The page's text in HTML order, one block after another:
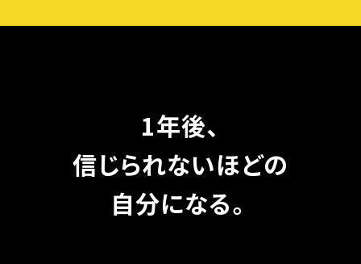
1年後、
信じられないほどの
自分になる。